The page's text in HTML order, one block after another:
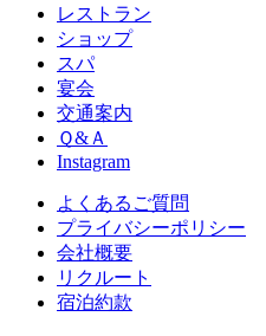
レストラン
ショップ
スパ
宴会
交通案内
Ｑ&Ａ
Instagram
よくあるご質問
プライバシーポリシー
会社概要
リクルート
宿泊約款